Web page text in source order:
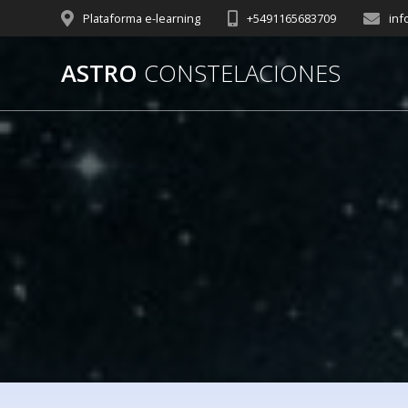
Plataforma e-learning +5491165683709
ASTRO CONSTELACIONES